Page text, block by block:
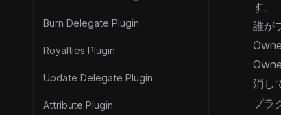
Burn Delegate Plugin
Royalties Plugin
Update Delegate Plugin
Attribute Plugin
す。
誰が
消し
プラ